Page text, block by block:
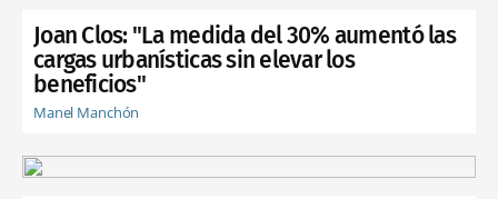
Joan Clos: "La medida del 30% aumentó las
cargas urbanísticas sin elevar los
beneficios"
Manel Manchón